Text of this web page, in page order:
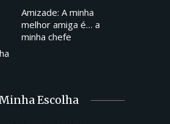
Amizade: A minha
melhor amiga é… a
minha chefe
Escolha